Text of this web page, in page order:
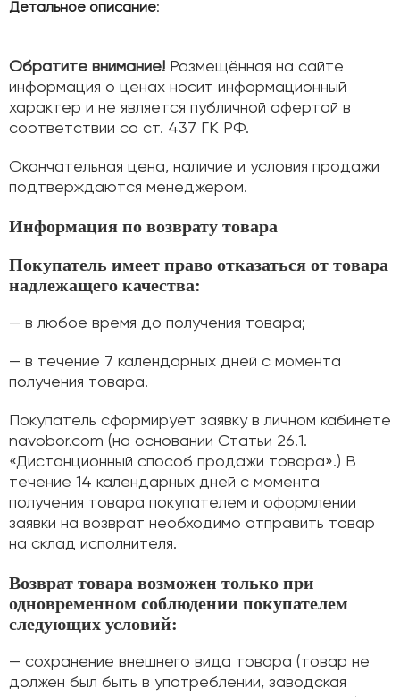
Детальное описание:
Обратите внимание! Размещённая на сайте
информация о ценах носит информационный
характер и не является публичной офертой в
соответствии со ст. 437 ГК РФ.
Окончательная цена, наличие и условия продажи
подтверждаются менеджером.
Информация по возврату товара
Покупатель имеет право отказаться от товара
надлежащего качества:
— в любое время до получения товара;
— в течение 7 календарных дней с момента
получения товара.
Покупатель сформирует заявку в личном кабинете
navobor.com (на основании Статьи 26.1.
«Дистанционный способ продажи товара».) В
течение 14 календарных дней с момента
получения товара покупателем и оформлении
заявки на возврат необходимо отправить товар
на склад исполнителя.
Возврат товара возможен только при
одновременном соблюдении покупателем
следующих условий:
— сохранение внешнего вида товара (товар не
должен был быть в употреблении, заводская